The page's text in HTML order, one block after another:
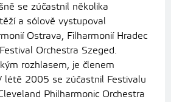
se zúčastnil několika
a sólově vystupoval
Ostrava, Filharmonií Hradec
Orchestra Szeged.
rozhlasem, je členem
létě 2005 se zúčastnil Festivalu
Philharmonic Orchestra